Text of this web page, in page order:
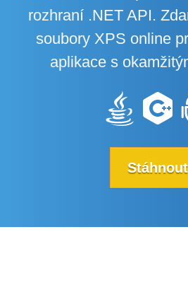
rozhraní .NET API.
soubory XPS online
aplikace s
Stáhnout